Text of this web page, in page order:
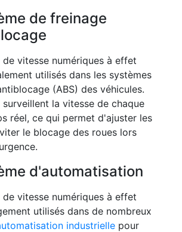
de freinage
de vitesse numériques à effet
utilisés dans les systèmes
(ABS) des véhicules.
surveillent la vitesse de chaque
réel, ce qui permet d'ajuster les
le blocage des roues lors
d'automatisation
de vitesse numériques à effet
utilisés dans de nombreux
industrielle pour